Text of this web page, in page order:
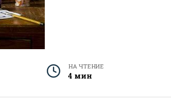
НА ЧТЕНИЕ
4 мин